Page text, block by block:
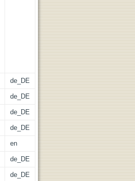
de_DE
de_DE
de_DE
de_DE
en
de_DE
de_DE